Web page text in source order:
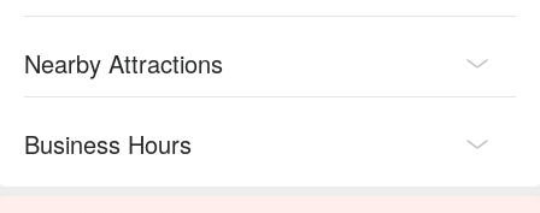
Nearby Attractions
Business Hours